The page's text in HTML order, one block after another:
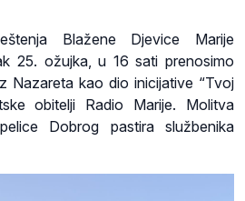
Blažene Djevice Marije
25. ožujka, u 16 sati prenosimo
Nazareta kao dio inicijative “Tvoj
obitelji Radio Marije. Molitva
Dobrog pastira službenika